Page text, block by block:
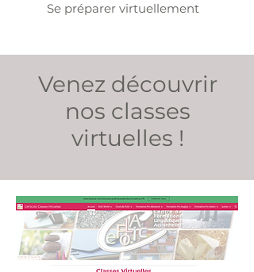
Se préparer virtuellement
Venez découvrir
nos classes
virtuelles !